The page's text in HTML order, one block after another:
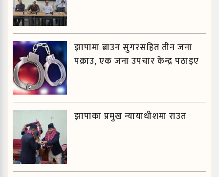
झापामा ब्राउन सुगरसहित तीन जना
पक्राउ, एक जना उपचार केन्द्र पठाइए
झापाका प्रमुख न्यायाधीशमा राउत